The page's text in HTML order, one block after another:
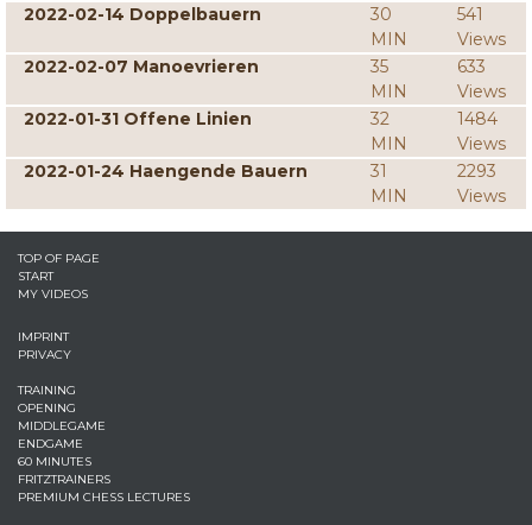
2022-02-14 Doppelbauern
30
MIN
541
Views
2022-02-07 Manoevrieren
35
MIN
633
Views
2022-01-31 Offene Linien
32
MIN
1484
Views
2022-01-24 Haengende Bauern
31
MIN
2293
Views
TOP OF PAGE
START
MY VIDEOS
IMPRINT
PRIVACY
TRAINING
OPENING
MIDDLEGAME
ENDGAME
60 MINUTES
FRITZTRAINERS
PREMIUM CHESS LECTURES